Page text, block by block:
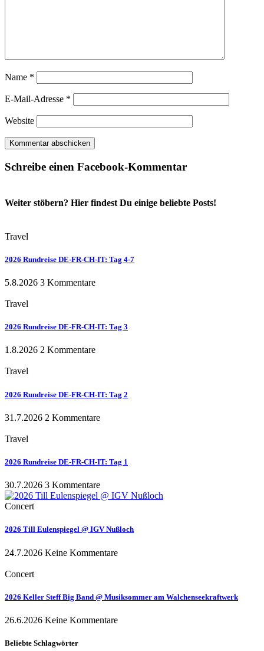
Name *
E-Mail-Adresse *
Website
Schreibe einen Facebook-Kommentar
Weiter stöbern? Hier findest Du einige beliebte Posts!
Travel
2026 Rundreise DE-FR-CH-IT: Tag 4-7
5.8.2026 3 Kommentare
Travel
2026 Rundreise DE-FR-CH-IT: Tag 3
1.8.2026 2 Kommentare
Travel
2026 Rundreise DE-FR-CH-IT: Tag 2
31.7.2026 2 Kommentare
Travel
2026 Rundreise DE-FR-CH-IT: Tag 1
30.7.2026 3 Kommentare
Concert
2026 Till Eulenspiegel @ IGV Nußloch
24.7.2026 Keine Kommentare
Concert
2026 Keller Steff Big Band @ Musiksommer am Walchenseekraftwerk
26.6.2026 Keine Kommentare
Beliebte Schlagwörter